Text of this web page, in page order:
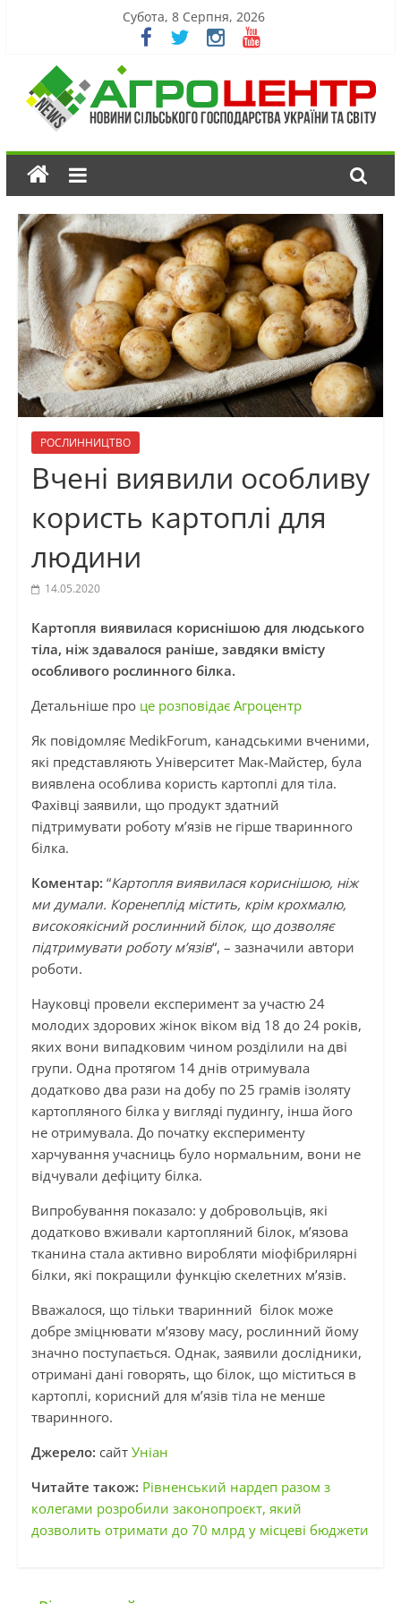
Субота, 8 Серпня, 2026
РОСЛИННИЦТВО
Вчені виявили особливу
користь картоплі для
людини
14.05.2020
Картопля виявилася кориснішою для людського
тіла, ніж здавалося раніше, завдяки вмісту
особливого рослинного білка.
Детальніше про це розповідає Агроцентр
Як повідомляє MedikForum, канадськими вченими,
які представляють Університет Мак-Майстер, була
виявлена особлива користь картоплі для тіла.
Фахівці заявили, що продукт здатний
підтримувати роботу м’язів не гірше тваринного
білка.
Коментар: “Картопля виявилася кориснішою, ніж
ми думали. Коренеплід містить, крім крохмалю,
високоякісний рослинний білок, що дозволяє
підтримувати роботу м’язів“, – зазначили автори
роботи.
Науковці провели експеримент за участю 24
молодих здорових жінок віком від 18 до 24 років,
яких вони випадковим чином розділили на дві
групи. Одна протягом 14 днів отримувала
додатково два рази на добу по 25 грамів ізоляту
картопляного білка у вигляді пудингу, інша його
не отримувала. До початку експерименту
харчування учасниць було нормальним, вони не
відчували дефіциту білка.
Випробування показало: у добровольців, які
додатково вживали картопляний білок, м’язова
тканина стала активно виробляти міофібрилярні
білки, які покращили функцію скелетних м’язів.
Вважалося, що тільки тваринний білок може
добре зміцнювати м’язову масу, рослинний йому
значно поступається. Однак, заявили дослідники,
отримані дані говорять, що білок, що міститься в
картоплі, корисний для м’язів тіла не менше
тваринного.
Джерело: сайт Уніан
Читайте також: Рівненський нардеп разом з
колегами розробили законопроєкт, який
дозволить отримати до 70 млрд у місцеві бюджети